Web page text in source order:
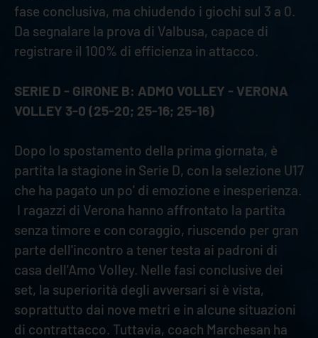
fase conclusiva, ma chiudendo i giochi sul 3 a 0.
Da segnalare la prova di Valbusa, capace di
registrare il 100% di efficienza in attacco.
SERIE D - GIRONE B: ADMO VOLLEY - VERONA
VOLLEY 3-0 (25-20; 25-16; 25-16)
Dopo lo spostamento della prima giornata, è
partita la stagione in Serie D, con la selezione U17
che ha pagato un po' di emozione e inesperienza.
I ragazzi di Verona hanno affrontato la partita
senza timore e con coraggio, riuscendo per gran
parte dell'incontro a tener testa ai padroni di
casa dell'Amo Volley. Nelle fasi conclusive dei
set, la superiorità degli avversari si è vista,
soprattutto dai nove metri e in alcune situazioni
di contrattacco. Tuttavia, coach Marchesan ha